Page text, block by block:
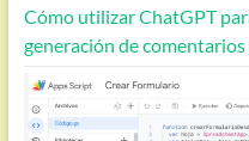
Cómo utilizar ChatGPT
generación de